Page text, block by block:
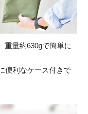
重量約630gで簡単に
便利なケース付きで